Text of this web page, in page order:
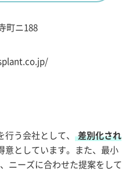
町ニ188
う会社として、
差別化され
意としています。また、最小
ニーズに合わせた提案をして